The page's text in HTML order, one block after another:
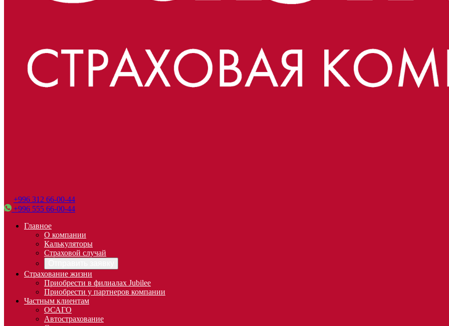
+996 312 66-00-44
+996 555 66-00-44
Главное
О компании
Калькуляторы
Страховой случай
Страхование жизни
Приобрести в филиалах Jubilee
Приобрести у партнеров компании
Частным клиентам
ОСАГО
Автострахование